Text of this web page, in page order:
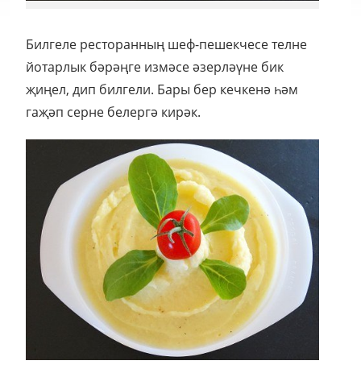
Билгеле ресторанның шеф-пешекчесе телне
йотарлык бәрәңге измәсе әзерләүне бик
җиңел, дип билгели. Бары бер кечкенә һәм
гаҗәп серне белергә кирәк.